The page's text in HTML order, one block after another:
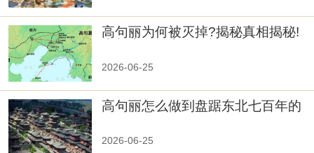
高句丽为何被灭掉?揭秘真相揭秘!
2026-06-25
高句丽怎么做到盘踞东北七百年的
2026-06-25